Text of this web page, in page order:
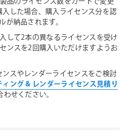
入した場合、購入ライセンス分を認
が納品されます。
して2本の異なるライセンスを受け
ンスを2回購入いただけますようお
スやレンダーライセンスをご検討
ィング & レンダーライセンス見積り
せください。